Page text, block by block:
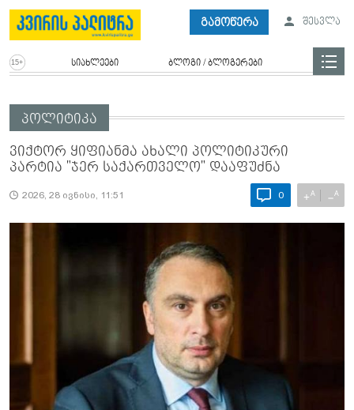
გამოწერა შესვლა
სიახლეები ბლოგი / ბლოგერები
პოლიტიკა
ვიქტორ ყიფიანმა ახალი პოლიტიკური
პარტია "ჯერ საქართველო" დააფუძნა
2026, 28 ივნისი, 11:51 0 +A −A